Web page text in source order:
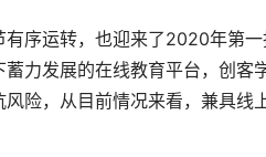
序运转，也迎来了2020年第
力发展的在线教育平台，创客
险，从目前情况来看，兼具线